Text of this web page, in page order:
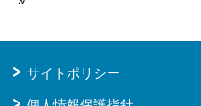
サイトポリシー